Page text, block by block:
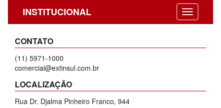
INSTITUCIONAL
CONTATO
(11) 5971-1000
comercial@extinsul.com.br
LOCALIZAÇÃO
Rua Dr. Djalma Pinheiro Franco, 944